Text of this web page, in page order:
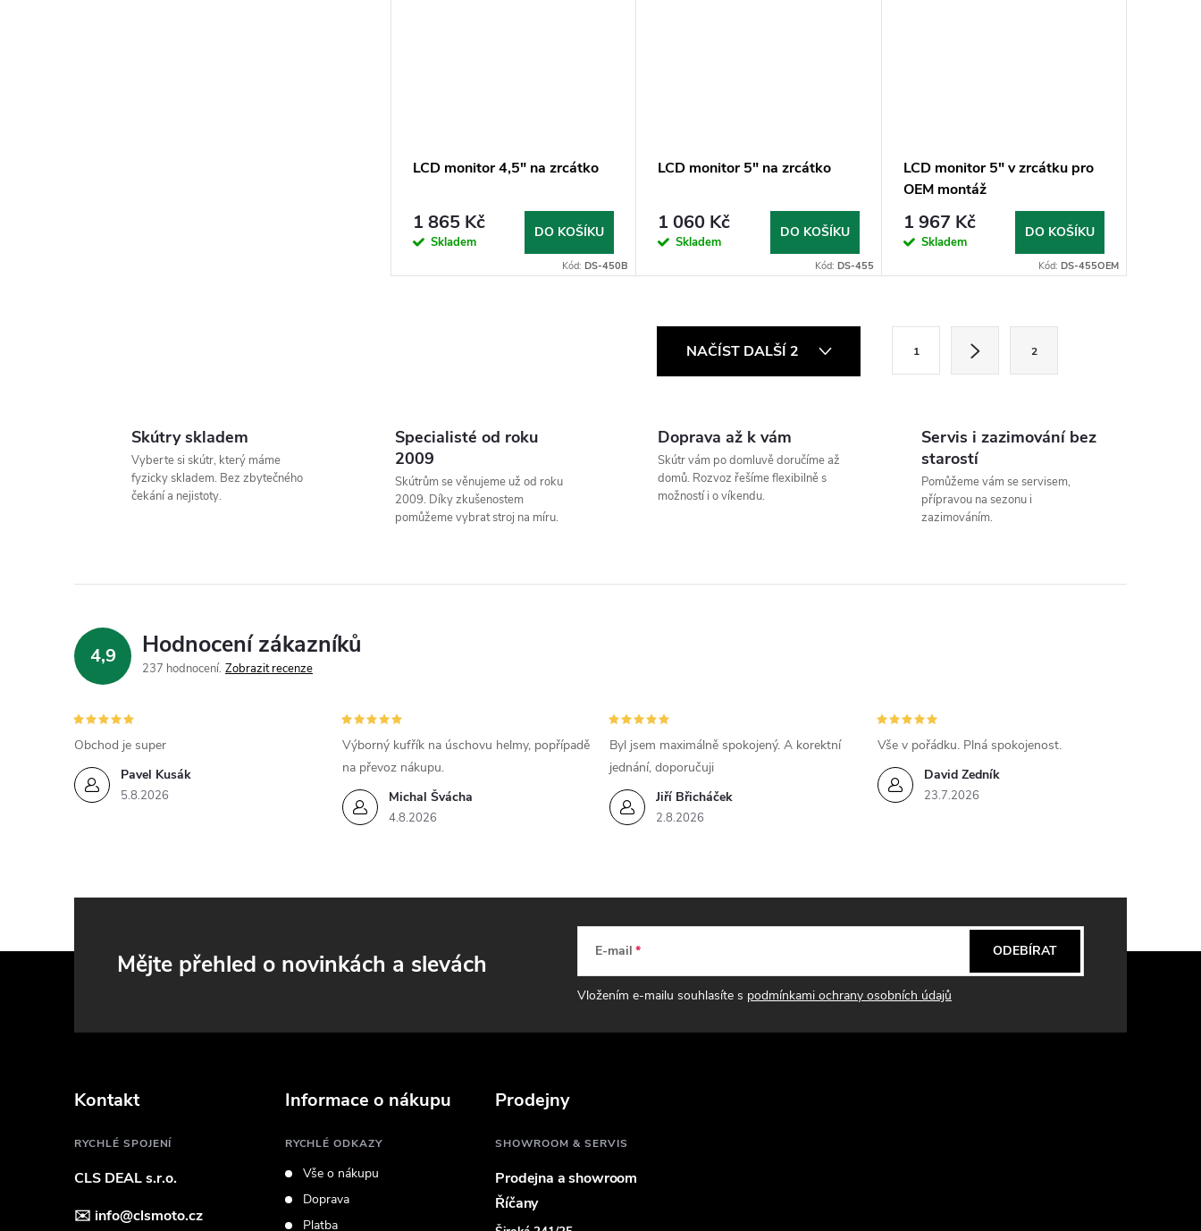
LCD monitor 4,5" na zrcátko
1 865 Kč
Skladem
DO KOŠÍKU
Kód:DS-450B
LCD monitor 5" na zrcátko
1 060 Kč
Skladem
DO KOŠÍKU
Kód: DS-455
LCD monitor 5" v zrcátku pro
OEM montáž
1 967 Kč
Skladem
DO KOŠÍKU
Kód: DS-455OEM
á
d
a
í
k
y
v
s
NAČÍST DALŠÍ 2 1 2
Skútry skladem
Vyberte si skútr, který máme
fyzicky skladem. Bez zbytečného
čekání a nejistoty.
Specialisté od roku
2009
Skútrům se věnujeme už od roku
2009. Díky zkušenostem
pomůžeme vybrat stroj na míru.
Doprava až k vám
Skútr vám po domluvě doručíme až
domů. Rozvoz řešíme flexibilně s
možností i o víkendu.
Servis i zazimování bez
starostí
Pomůžeme vám se servisem,
přípravou na sezonu i
zazimováním.
4,9 Hodnocení zákazníků
237 hodnocení Zobrazit recenze
Pavel Kusák
5.8.2026
Obchod je super
Michal Švácha
4.8.2026
Výborný kufřík na úschovu helmy, popřípadě
na převoz nákupu.
Jiří Břicháček
2.8.2026
Byl jsem maximálně spokojený. A korektní
jednání, doporučuji
David Zedník
23.7.2026
Vše v pořádku. Plná spokojenost.
Mějte přehled o novinkách a slevách E-mail
Vložením e-mailu souhlasíte s podmínkami ochrany osobních údajů
ODEBÍRAT
Prodejny
SHOWROOM & SERVIS
Prodejna a showroom
Říčany
Kontakt
RYCHLÉ SPOJENÍ
CLS DEAL s.r.o.
✉️ info@clsmoto.cz
Informace o nákupu
RYCHLÉ ODKAZY
Vše o nákupu
Doprava
Platba